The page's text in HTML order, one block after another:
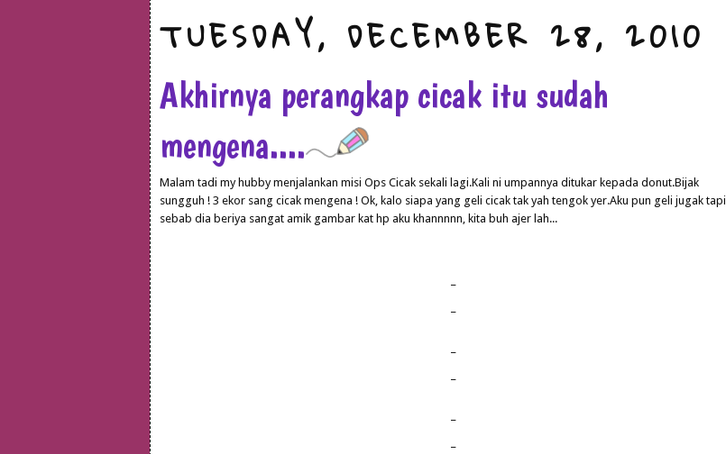
TUESDAY, DECEMBER 28, 2010
Akhirnya perangkap cicak itu sudah
mengena....
Malam tadi my hubby menjalankan misi Ops Cicak sekali lagi.Kali ni umpannya ditukar kepada donut.Bijak
sungguh ! 3 ekor sang cicak mengena ! Ok, kalo siapa yang geli cicak tak yah tengok yer.Aku pun geli jugak tapi
sebab dia beriya sangat amik gambar kat hp aku khannnnn, kita buh ajer lah...